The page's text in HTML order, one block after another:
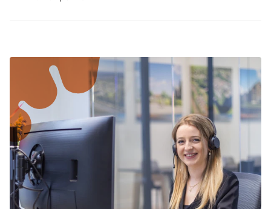
verbinden.
Naturerlebnisse und unterschiedliche
Möglichkeiten für Aktivitäten, sodass sich ein
Aufenthalt zu jeder Reisezeit lohnt.